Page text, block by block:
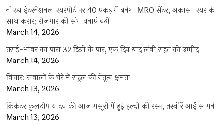
नोएडा इंटरनेशनल एयरपोर्ट पर 40 एकड़ में बनेगा MRO सेंटर, अकासा एयर के
साथ करार; रोजगार की संभावनाएं बढ़ीं
March 14, 2026
तराई-भाबर का पारा 32 डिग्री के पार, एक दिन बाद लंबी राहत की उम्मीद
March 14, 2026
विचार: सवालों के घेरे में राहुल की नेतृत्व क्षमता
March 13, 2026
क्रिकेटर कुलदीप यादव की आज मसूरी में हुई हल्दी की रस्म, तस्वीरें आई सामने
March 13, 2026